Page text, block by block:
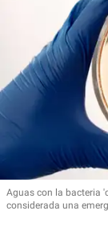
Aguas con la bacteria
considerada una